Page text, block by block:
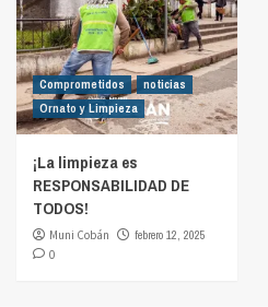
Comprometidos
noticias
Ornato y Limpieza
¡La limpieza es
RESPONSABILIDAD DE
TODOS!
Muni Cobán
febrero 12, 2025
0